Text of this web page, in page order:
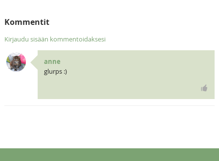
Kommentit
Kirjaudu sisään kommentoidaksesi
anne
glurps :)